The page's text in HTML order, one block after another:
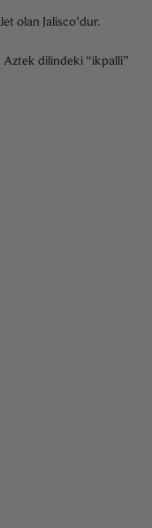
olan Jalisco’dur.
dilindeki “ikpalli”